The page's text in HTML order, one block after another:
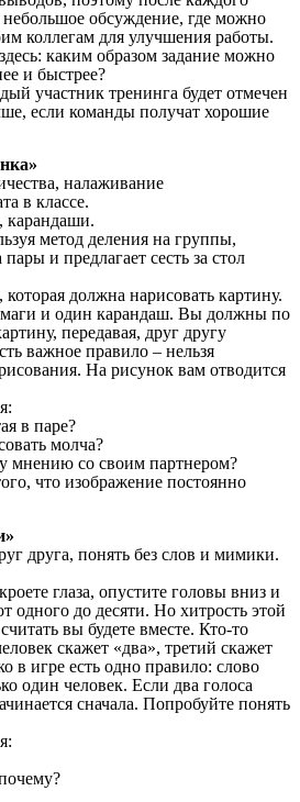
небольшое обсуждение, где можно
коллегам для улучшения работы.
каким образом задание можно
и быстрее?
участник тренинга будет отмечен
если команды получат хорошие
налаживание
в классе.
карандаши.
метод деления на группы,
и предлагает сесть за стол
должна нарисовать картину.
и один карандаш. Вы должны по
передавая, друг другу
важное правило – нельзя
На рисунок вам отводится
в паре?
молча?
мнению со своим партнером?
что изображение постоянно
друга, понять без слов и мимики.
глаза, опустите головы вниз и
одного до десяти. Но хитрость этой
вы будете вместе. Кто-то
скажет «два», третий скажет
в игре есть одно правило: слово
один человек. Если два голоса
сначала. Попробуйте понять